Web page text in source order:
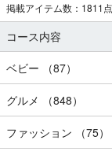
掲載アイテム数：1811
コース内容
ベビー （87）
グルメ （848）
ファッション （75）